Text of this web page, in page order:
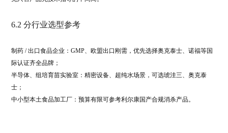
6.2 分行业选型参考
制药 / 出口食品企业：GMP、欧盟出口刚需，优先选择奥克泰士、诺福等国
际认证齐全品牌；
半导体、组培育苗实验室：精密设备、超纯水场景，可选琥洼三、奥克泰
士；
中小型本土食品加工厂：预算有限可参考利尔康国产合规消杀产品。